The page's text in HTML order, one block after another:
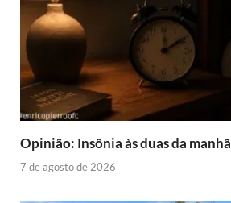
Opinião: Insônia às duas da manhã
7 de agosto de 2026